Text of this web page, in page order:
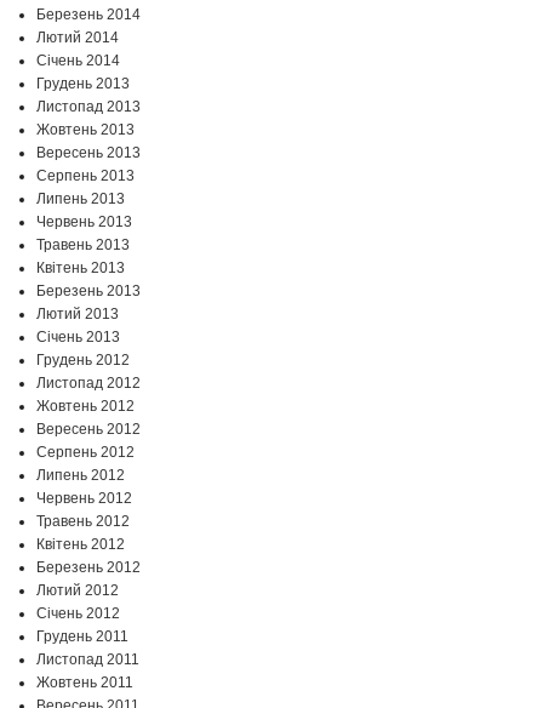
Березень 2014
Лютий 2014
Січень 2014
Грудень 2013
Листопад 2013
Жовтень 2013
Вересень 2013
Серпень 2013
Липень 2013
Червень 2013
Травень 2013
Квітень 2013
Березень 2013
Лютий 2013
Січень 2013
Грудень 2012
Листопад 2012
Жовтень 2012
Вересень 2012
Серпень 2012
Липень 2012
Червень 2012
Травень 2012
Квітень 2012
Березень 2012
Лютий 2012
Січень 2012
Грудень 2011
Листопад 2011
Жовтень 2011